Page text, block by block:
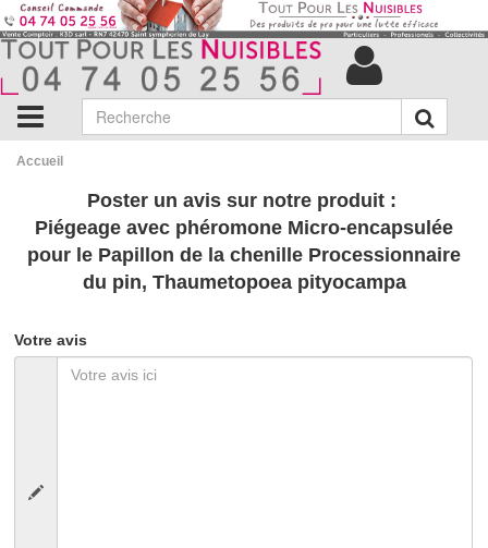
Accueil
Poster un avis sur notre produit :
Piégeage avec phéromone Micro-encapsulée
pour le Papillon de la chenille Processionnaire
du pin, Thaumetopoea pityocampa
Votre avis